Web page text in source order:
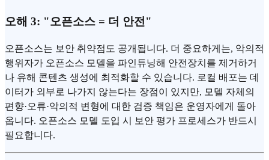
오해 3: "오픈소스 = 더 안전"
오픈소스는 보안 취약점도 공개됩니다. 더 중요하게는, 악의적
행위자가 오픈소스 모델을 파인튜닝해 안전장치를 제거하거
나 유해 콘텐츠 생성에 최적화할 수 있습니다. 로컬 배포는 데
이터가 외부로 나가지 않는다는 장점이 있지만, 모델 자체의
편향·오류·악의적 변형에 대한 검증 책임은 운영자에게 돌아
옵니다. 오픈소스 모델 도입 시 보안 평가 프로세스가 반드시
필요합니다.